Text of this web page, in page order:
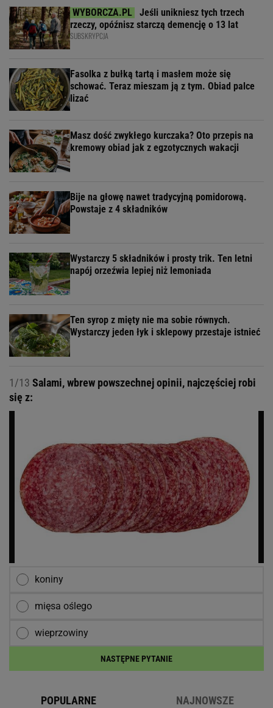
Jeśli unikniesz tych trzech
rzeczy, opóźnisz starczą demencję o 13 lat
SUBSKRYPCJA
Fasolka z bułką tartą i masłem może się
schować. Teraz mieszam ją z tym. Obiad palce
lizać
Masz dość zwykłego kurczaka? Oto przepis na
kremowy obiad jak z egzotycznych wakacji
Bije na głowę nawet tradycyjną pomidorową.
Powstaje z 4 składników
Wystarczy 5 składników i prosty trik. Ten letni
napój orzeźwia lepiej niż lemoniada
Ten syrop z mięty nie ma sobie równych.
Wystarczy jeden łyk i sklepowy przestaje istnieć
1/13 Salami, wbrew powszechnej opinii, najczęściej robi
się z:
koniny
mięsa oślego
wieprzowiny
NASTĘPNE PYTANIE
POPULARNE NAJNOWSZE